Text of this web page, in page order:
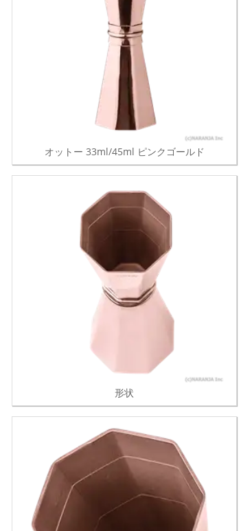
オットー 33ml/45ml ピンクゴールド
形状